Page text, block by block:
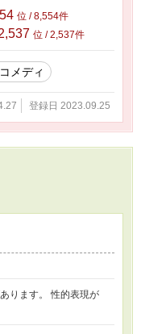
位 / 8,554件
位 / 2,537件
メディ
登録日 2023.09.25
ります。 性的表現が